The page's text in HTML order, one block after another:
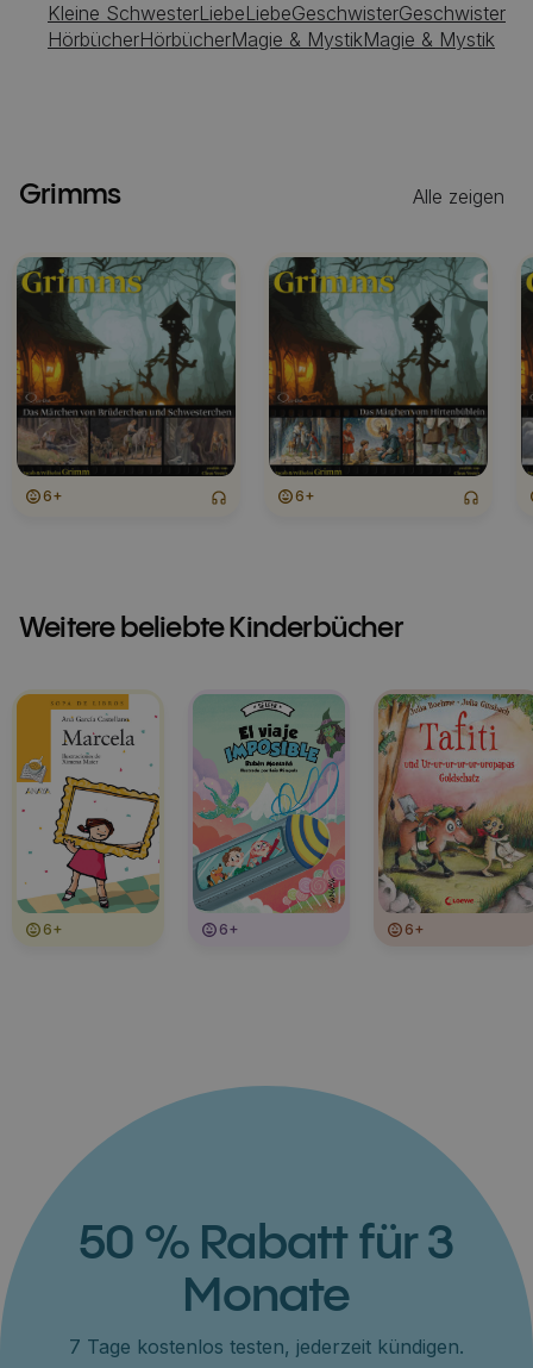
Kleine SchwesterLiebeLiebeGeschwisterGeschwister
HörbücherHörbücherMagie & MystikMagie & Mystik
Grimms Alle zeigen
6+ 6+
Weitere beliebte Kinderbücher
6+ 6+ 6+
50 % Rabatt für 3
Monate
7 Tage kostenlos testen, jederzeit kündigen.